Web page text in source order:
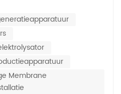
elektrolyzers kunnen
van 10.000 A/m² of zelfs
is dan bij traditionel...
Membrane